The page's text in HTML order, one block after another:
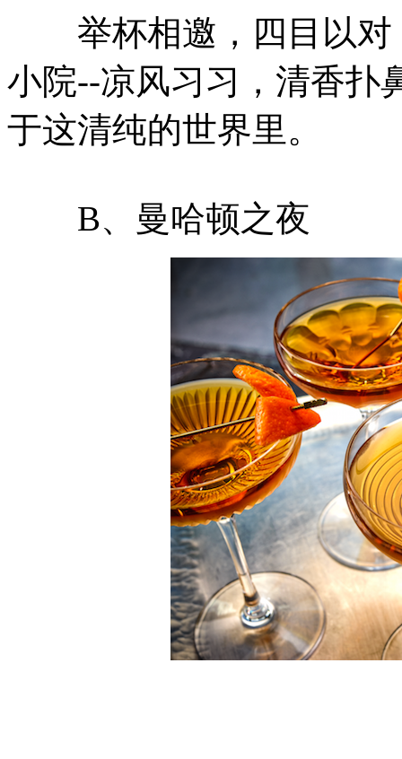
举杯相邀，四目以对
小院--凉风习习，清香扑
于这清纯的世界里。
B、曼哈顿之夜